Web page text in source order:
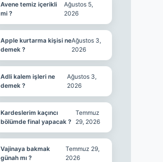
Avene temiz içerikli
mi ?
Ağustos 5,
2026
Apple kurtarma kişisi ne
demek ?
Ağustos 3,
2026
Adli kalem işleri ne
demek ?
Ağustos 3,
2026
Kardeslerim kaçıncı
bölümde final yapacak ?
Temmuz
29, 2026
Vajinaya bakmak
günah mı ?
Temmuz 29,
2026